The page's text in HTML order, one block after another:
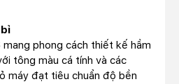
mang phong cách thiết kế hầm
tông màu cá tính và các
máy đạt tiêu chuẩn độ bền